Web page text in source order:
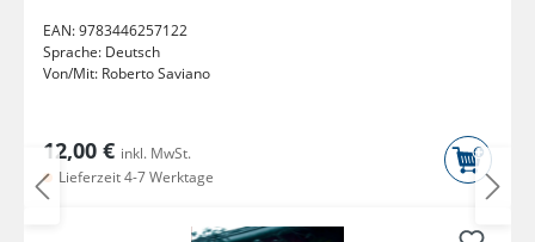
EAN:9783446257122
Sprache: Deutsch
Von/Mit: Roberto Saviano
12,00 € inkl. MwSt.
Lieferzeit 4-7 Werktage